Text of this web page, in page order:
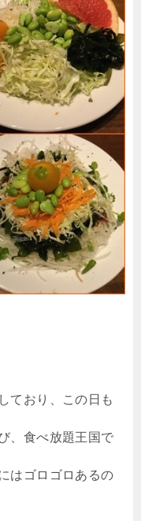
ており、この日も
、食べ放題王国で
はゴロゴロあるの